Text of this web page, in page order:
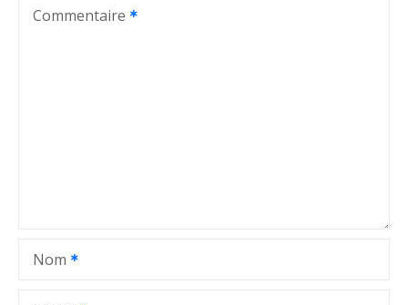
Commentaire
Nom